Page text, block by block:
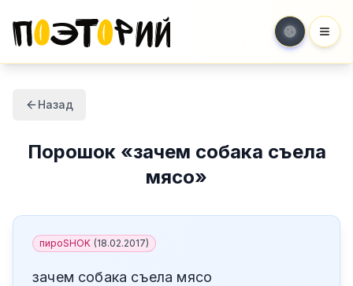
Назад
Порошок«зачем собака съела
мясо»
пироSHOK (18.02.2017)
зачем собака съела мясо